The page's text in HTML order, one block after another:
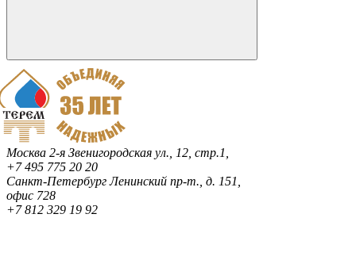
Москва 2-я Звенигородская ул., 12, стр.1,
+7 495 775 20 20
Санкт-ПетербургЛенинский пр-т., д. 151,
офис 728
+7 812 329 19 92